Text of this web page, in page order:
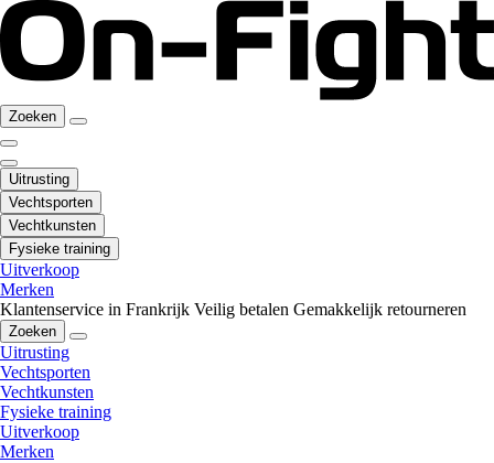
Zoeken
Uitrusting
Vechtsporten
Vechtkunsten
Fysieke training
Uitverkoop
Merken
Klantenservice in Frankrijk Veilig betalen Gemakkelijk retourneren
Zoeken
Uitrusting
Vechtsporten
Vechtkunsten
Fysieke training
Uitverkoop
Merken